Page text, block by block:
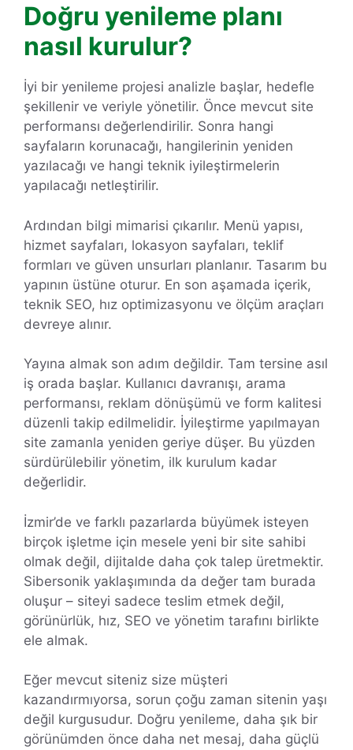
Doğru yenileme planı
nasıl kurulur?
İyi bir yenileme projesi analizle başlar, hedefle
şekillenir ve veriyle yönetilir. Önce mevcut site
performansı değerlendirilir. Sonra hangi
sayfaların korunacağı, hangilerinin yeniden
yazılacağı ve hangi teknik iyileştirmelerin
yapılacağı netleştirilir.
Ardından bilgi mimarisi çıkarılır. Menü yapısı,
hizmet sayfaları, lokasyon sayfaları, teklif
formları ve güven unsurları planlanır. Tasarım bu
yapının üstüne oturur. En son aşamada içerik,
teknik SEO, hız optimizasyonu ve ölçüm araçları
devreye alınır.
Yayına almak son adım değildir. Tam tersine asıl
iş orada başlar. Kullanıcı davranışı, arama
performansı, reklam dönüşümü ve form kalitesi
düzenli takip edilmelidir. İyileştirme yapılmayan
site zamanla yeniden geriye düşer. Bu yüzden
sürdürülebilir yönetim, ilk kurulum kadar
değerlidir.
İzmir’de ve farklı pazarlarda büyümek isteyen
birçok işletme için mesele yeni bir site sahibi
olmak değil, dijitalde daha çok talep üretmektir.
Sibersonik yaklaşımında da değer tam burada
oluşur – siteyi sadece teslim etmek değil,
görünürlük, hız, SEO ve yönetim tarafını birlikte
ele almak.
Eğer mevcut siteniz size müşteri
kazandırmıyorsa, sorun çoğu zaman sitenin yaşı
değil kurgusudur. Doğru yenileme, daha şık bir
görünümden önce daha net mesaj, daha güçlü